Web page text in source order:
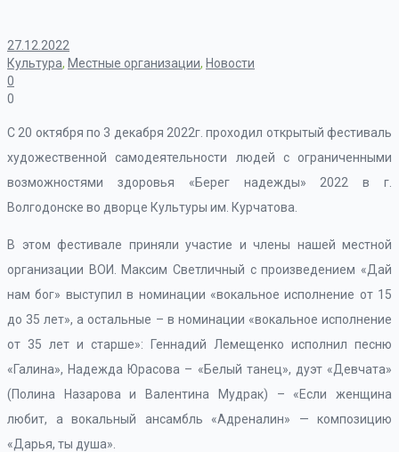
27.12.2022
Культура, Местные организации, Новости
0
0
С 20 октября по 3 декабря 2022г. проходил открытый фестиваль
художественной самодеятельности людей с ограниченными
возможностями здоровья «Берег надежды» 2022 в г.
Волгодонске во дворце Культуры им. Курчатова.
В этом фестивале приняли участие и члены нашей местной
организации ВОИ. Максим Светличный с произведением «Дай
нам бог» выступил в номинации «вокальное исполнение от 15
до 35 лет», а остальные – в номинации «вокальное исполнение
от 35 лет и старше»: Геннадий Лемещенко исполнил песню
«Галина», Надежда Юрасова – «Белый танец», дуэт «Девчата»
(Полина Назарова и Валентина Мудрак) – «Если женщина
любит, а вокальный ансамбль «Адреналин» — композицию
«Дарья, ты душа».